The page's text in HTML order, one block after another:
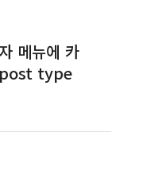
메뉴에 카
type